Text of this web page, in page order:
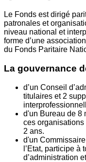
Le Fonds est dirigé
patronales et
niveau national et
forme d’une
du Fonds Paritaire
La gouvernance
d’un Conseil
titulaires et 2
d'un Bureau de 8
ces
2 ans.
d'un
l’Etat, participe à
d’administration